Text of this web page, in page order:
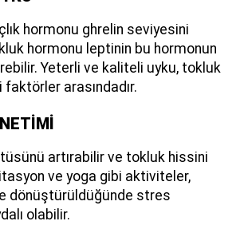
hormonu ghrelin seviyesini
hormonu leptinin bu hormonun
Yeterli ve kaliteli uyku, tokluk
arasındadır.
artırabilir ve tokluk hissini
ve yoga gibi aktiviteler,
dönüştürüldüğünde stres
olabilir.